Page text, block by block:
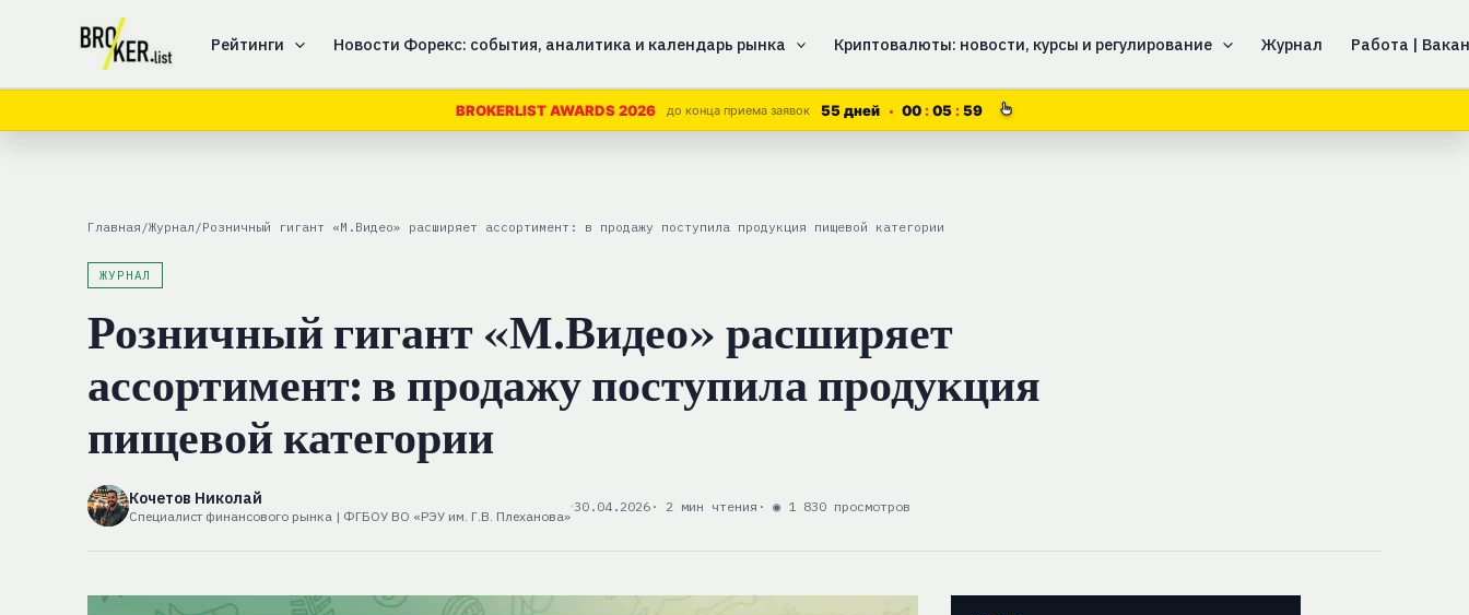
содержимому
Рейтинги Новости Форекс: события, аналитика и календарь рынка Криптовалюты: новости, курсы и регулирование Журнал Работа |
BROKERLIST AWARDS 2026 до конца приема заявок 55 дней 00 05 58
Главная /Журнал /Розничный гигант «М.Видео» расширяет ассортимент: в продажу поступила продукция пищевой категории
ЖУРНАЛ
Розничный гигант «М.Видео» расширяет
ассортимент: в продажу поступила продукция
пищевой категории
Кочетов Николай
Специалист финансового рынка | ФГБОУ ВО «РЭУ им. Г.В. Плеханова»
30.04.2026 · 2 мин чтения · ◉ 1 830 просмотров